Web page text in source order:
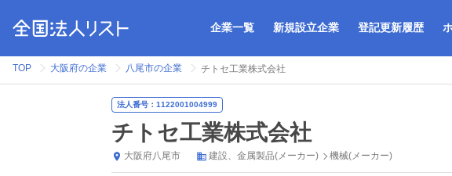
企業一覧 新規設立企業 登記更新履歴
TOP 大阪府の企業 八尾市の企業 チトセ工業株式会社
法人番号：1122001004999
チトセ工業株式会社
大阪府八尾市 建設 金属製品(メーカー) 機械(メーカー)